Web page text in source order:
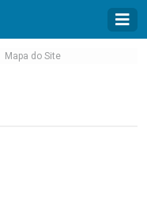
Mapa do Site